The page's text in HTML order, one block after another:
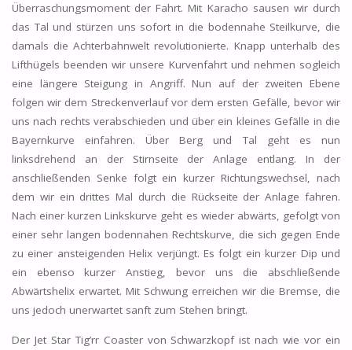
Überraschungsmoment der Fahrt. Mit Karacho sausen wir durch
das Tal und stürzen uns sofort in die bodennahe Steilkurve, die
damals die Achterbahnwelt revolutionierte. Knapp unterhalb des
Lifthügels beenden wir unsere Kurvenfahrt und nehmen sogleich
eine längere Steigung in Angriff. Nun auf der zweiten Ebene
folgen wir dem Streckenverlauf vor dem ersten Gefälle, bevor wir
uns nach rechts verabschieden und über ein kleines Gefälle in die
Bayernkurve einfahren. Über Berg und Tal geht es nun
linksdrehend an der Stirnseite der Anlage entlang. In der
anschließenden Senke folgt ein kurzer Richtungswechsel, nach
dem wir ein drittes Mal durch die Rückseite der Anlage fahren.
Nach einer kurzen Linkskurve geht es wieder abwärts, gefolgt von
einer sehr langen bodennahen Rechtskurve, die sich gegen Ende
zu einer ansteigenden Helix verjüngt. Es folgt ein kurzer Dip und
ein ebenso kurzer Anstieg, bevor uns die abschließende
Abwärtshelix erwartet. Mit Schwung erreichen wir die Bremse, die
uns jedoch unerwartet sanft zum Stehen bringt.
Der Jet Star Tig’rr Coaster von Schwarzkopf ist nach wie vor ein